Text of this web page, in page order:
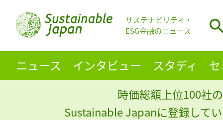
サステナビリティ・
ESG金融のニュース
ニュース インタビュー スタディ
時価総額上位100社
Sustainable Japanに登録して